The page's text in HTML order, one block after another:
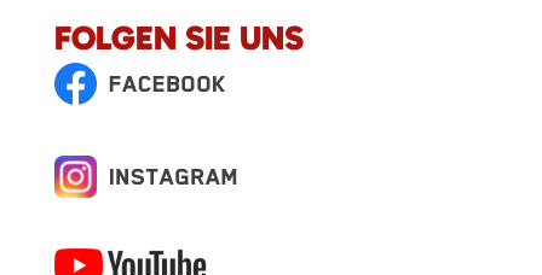
FOLGEN SIE UNS